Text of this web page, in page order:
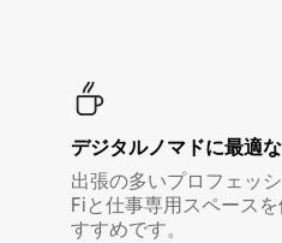
デジタルノマド⁠に最⁠適⁠
出張の多いプロフェッ
Fiと仕事専用スペース
すすめです。